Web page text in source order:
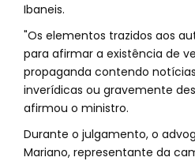
Ibaneis.
"Os elementos trazidos aos
para afirmar a existência de
propaganda contendo
inverídicas ou gravemente
afirmou o ministro.
Durante o julgamento, o
Mariano, representante da